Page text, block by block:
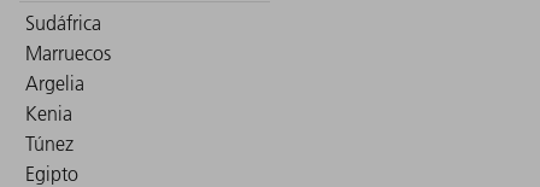
Sudáfrica
Marruecos
Argelia
Kenia
Túnez
Egipto